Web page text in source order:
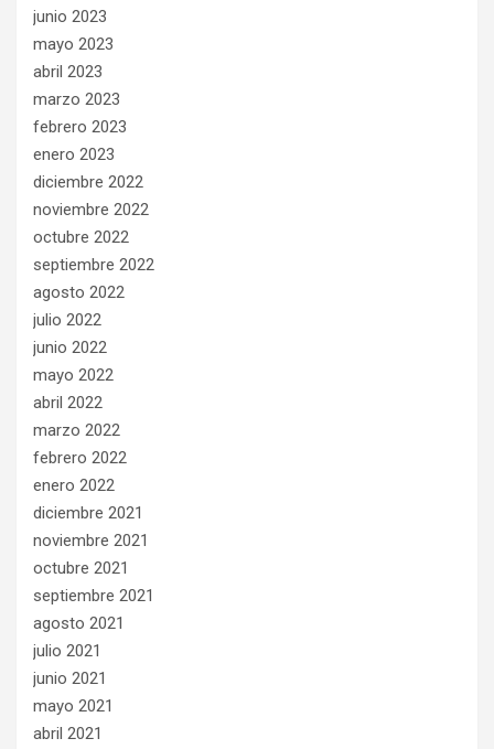
junio 2023
mayo 2023
abril 2023
marzo 2023
febrero 2023
enero 2023
diciembre 2022
noviembre 2022
octubre 2022
septiembre 2022
agosto 2022
julio 2022
junio 2022
mayo 2022
abril 2022
marzo 2022
febrero 2022
enero 2022
diciembre 2021
noviembre 2021
octubre 2021
septiembre 2021
agosto 2021
julio 2021
junio 2021
mayo 2021
abril 2021